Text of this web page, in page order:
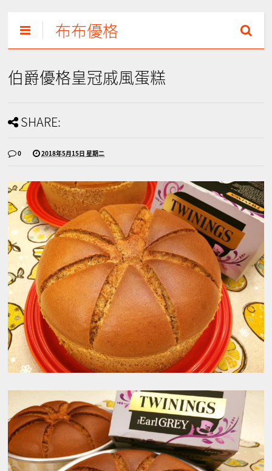
布布優格
伯爵優格皇冠戚風蛋糕
SHARE:
0 2018年5月15日 星期二